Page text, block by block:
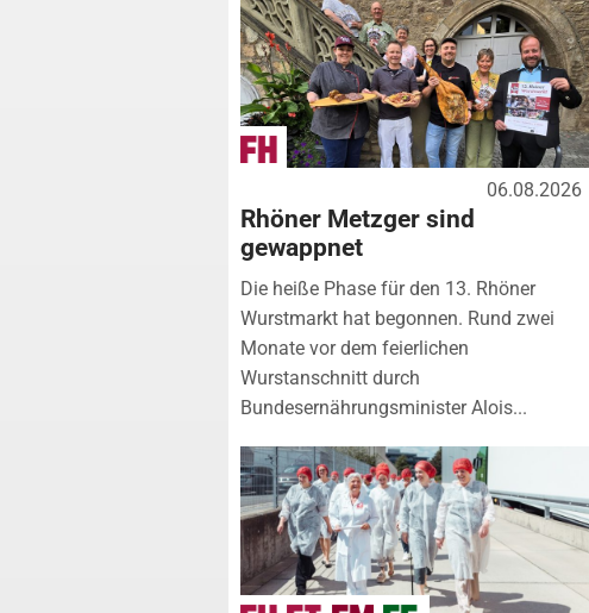
06.08.2026
Rhöner Metzger sind
gewappnet
Die heiße Phase für den 13. Rhöner
Wurstmarkt hat begonnen. Rund zwei
Monate vor dem feierlichen
Wurstanschnitt durch
Bundesernährungsminister Alois...